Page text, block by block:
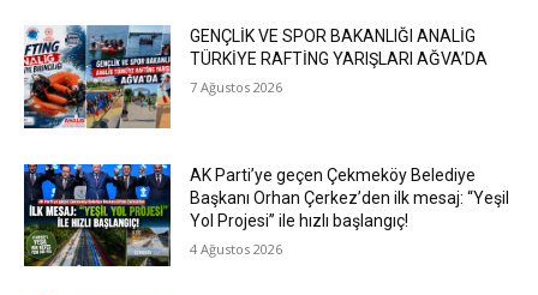
GENÇLİK VE SPOR BAKANLIĞI ANALİG
TÜRKİYE RAFTİNG YARIŞLARI AĞVA’DA
7 Ağustos 2026
AK Parti’ye geçen Çekmeköy Belediye
Başkanı Orhan Çerkez’den ilk mesaj: “Yeşil
Yol Projesi” ile hızlı başlangıç!
4 Ağustos 2026